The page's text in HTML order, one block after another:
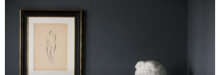
plików
dźwiękowych